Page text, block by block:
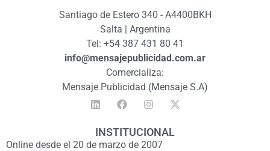
Santiago de Estero 340 - A4400BKH
Salta | Argentina
Tel: +54 387 431 80 41
info@mensajepublicidad.com.ar
Comercializa:
Mensaje Publicidad (Mensaje S.A)
INSTITUCIONAL
Online desde el 20 de marzo de 2007